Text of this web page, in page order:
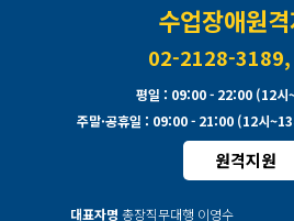
수업장애원
02-2128-
평일 : 09:00 - 22:00 (12시
주말·공휴일 : 09:00 - 21:00 (12시
원격지원
대표자명 총장직무대행 이영수